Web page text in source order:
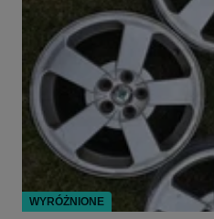
WYRÓŻNIONE